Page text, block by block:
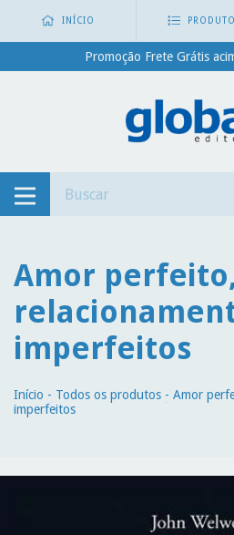
INÍCIO
Promoção Frete Grátis
Amor
imperfeitos
Início - Todos os produtos - Amor
imperfeitos